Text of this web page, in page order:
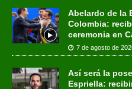
Abelardo de la
Colombia:
ceremonia en
7 de agosto de
Así será la
Espriella: